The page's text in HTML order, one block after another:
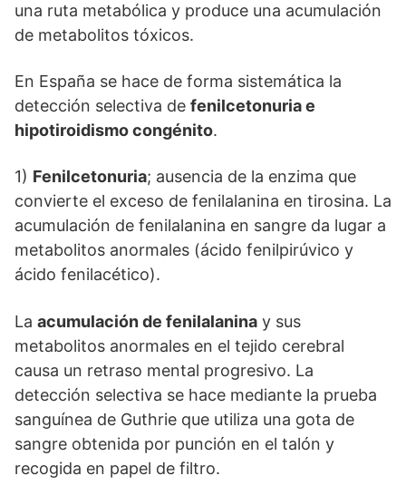
una ruta metabólica y produce una acumulación
de metabolitos tóxicos.
En España se hace de forma sistemática la
detección selectiva de fenilcetonuria e
hipotiroidismo congénito.
1) Fenilcetonuria; ausencia de la enzima que
convierte el exceso de fenilalanina en tirosina. La
acumulación de fenilalanina en sangre da lugar a
metabolitos anormales (ácido fenilpirúvico y
ácido fenilacético).
La acumulación de fenilalanina y sus
metabolitos anormales en el tejido cerebral
causa un retraso mental progresivo. La
detección selectiva se hace mediante la prueba
sanguínea de Guthrie que utiliza una gota de
sangre obtenida por punción en el talón y
recogida en papel de filtro.